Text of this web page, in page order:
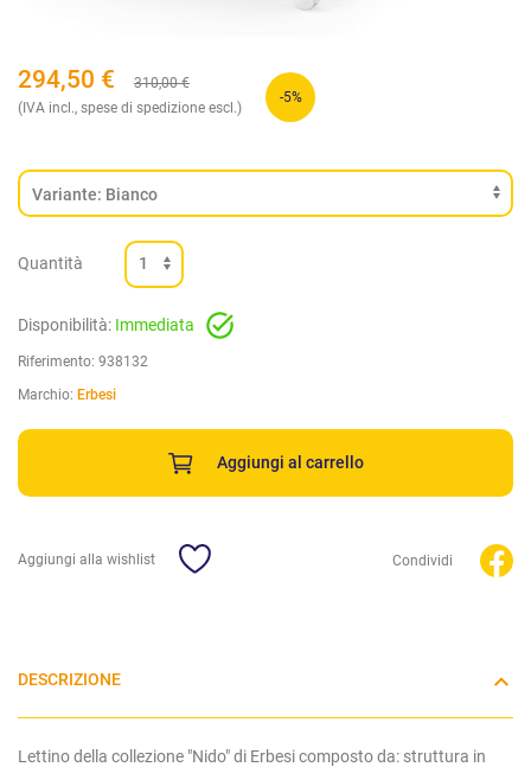
294,50 € 310,00€
(IVA incl., spese di spedizione escl.)
-5%
Quantità
Disponibilità: Immediata
Riferimento: 938132
Marchio: Erbesi
Aggiungi al carrello
Aggiungi alla wishlist Condividi
DESCRIZIONE
Lettino della collezione "Nido" di Erbesi composto da: struttura in